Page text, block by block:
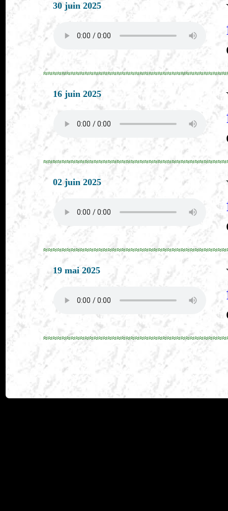
30 juin 2025
16 juin 2025
02 juin 2025
19 mai 2025